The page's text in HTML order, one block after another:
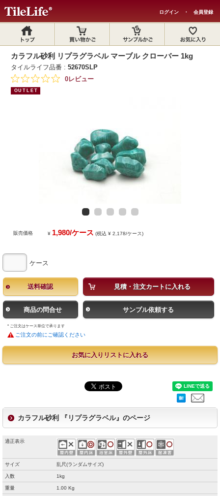
ログイン ・ 会員登録
カラフル砂利 リプラグラベル マーブル クローバー 1kg
タイルライフ品番 :52670SLP
0レビュー
OUTLET
販売価格 ¥ 1,980/ケース (税込 ¥ 2,178/ケース)
ケース
送料確認 見積・注文カートに入れる
商品の問合せ サンプル依頼する
* ご注文はケース単位で承ります
ご注文の前にご確認ください
お気に入りリストに入れる
カラフル砂利 『リプラグラベル』のページ
適正表示
サイズ 乱尺(ランダムサイズ)
入数 1kg
重量 1.00 Kg